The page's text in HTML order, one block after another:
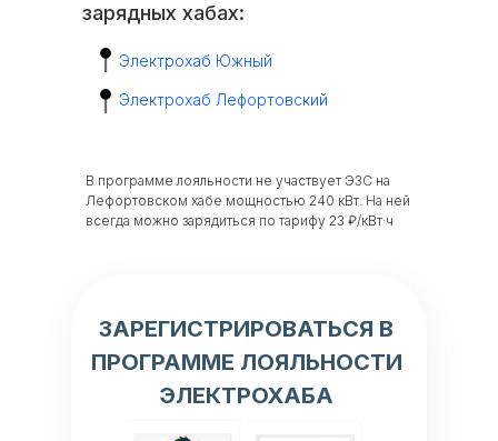
В программе лояльности не участвует ЭЗС на
Лефортовском хабе мощностью 240 кВт. На ней
всегда можно зарядиться по тарифу 23 ₽/кВт·ч
зарядных хабах:
Электрохаб Южный
Электрохаб Лефортовский
ЗАРЕГИСТРИРОВАТЬСЯ В
ПРОГРАММЕ ЛОЯЛЬНОСТИ
ЭЛЕКТРОХАБА